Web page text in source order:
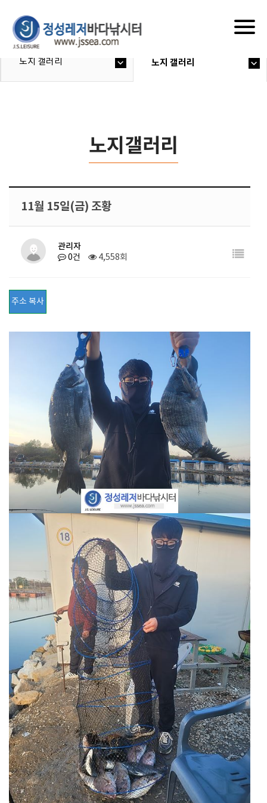
노지 갤러리 노지 갤러리
노지갤러리
11월 15일(금) 조황
관리자
0건 4,558회
주소 복사